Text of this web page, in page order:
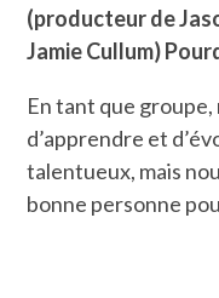
(producteur de
Jamie Cullum)
En tant que
d’apprendre et
talentueux, mais
bonne personne